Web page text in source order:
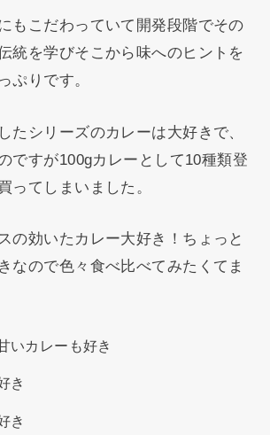
もこだわっていて開発段階でその
統を学びそこから味へのヒントを
ぷりです。
たシリーズのカレーは大好きで、
ですが100gカレーとして10種類登
ってしまいました。
の効いたカレー大好き！ちょっと
なので色々食べ比べてみたくてま
いカレーも好き
き
き